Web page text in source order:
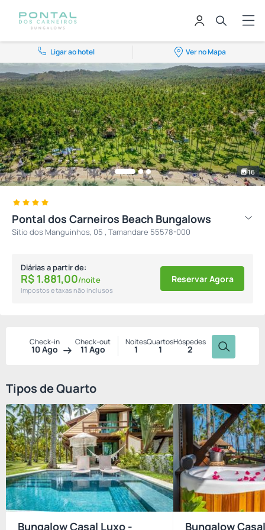
Ligar ao hotel Ver no Mapa
16
Pontal dos Carneiros Beach Bungalows
Sítio dos Manguinhos, 05 , Tamandare 55578-000
Diárias a partir de:
R$ 1.881,00/noite
Impostos e taxas não inclusos
Reservar Agora
Check-in
10 Ago
Check-out
11 Ago
Noites
1
Quartos
1
Hóspedes
2
Tipos de Quarto
Bungalow Casal Luxo - Bungalow